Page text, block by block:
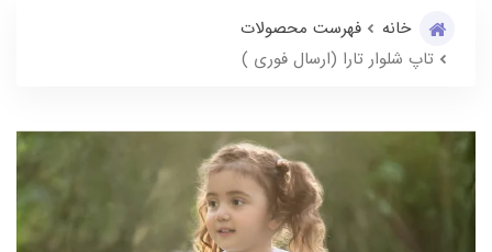
خانه
فهرست محصولات
تاپ شلوار تارا (ارسال فوری )